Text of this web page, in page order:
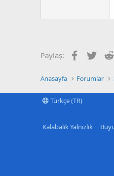
Paylaş: Facebook
Anasayfa Forumlar
Türkçe (TR)
Kalabalık Yalnızlık